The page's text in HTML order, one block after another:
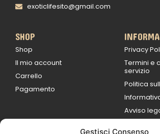
Gestisci Consenso
exoticlifesito@gmail.com
SHOP
Shop
Il mio account
Carrello
Pagamento
Privacy
Termini e
servizio
Politica
Avviso